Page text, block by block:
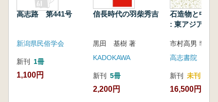
高志路 第441号
新潟県民俗学会
新刊 1冊
1,100円
信長時代の羽柴秀吉
黒田 基樹 著
KADOKAWA
新刊 5冊
2,200円
石造物と中世
: 東アジアと
高志書院
新刊 未刊
16,500円